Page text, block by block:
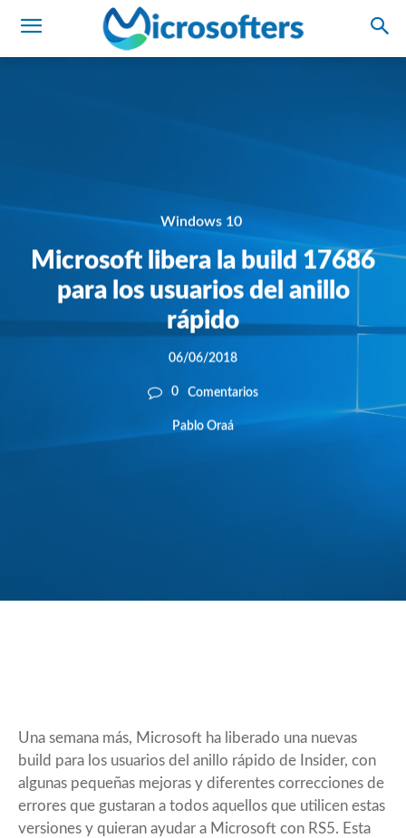
Windows 10
Microsoft libera la build 17686
para los usuarios del anillo
rápido
06/06/2018
0 Comentarios
Pablo Oraá
Una semana más, Microsoft ha liberado una nuevas
build para los usuarios del anillo rápido de Insider, con
algunas pequeñas mejoras y diferentes correcciones de
errores que gustaran a todos aquellos que utilicen estas
versiones y quieran ayudar a Microsoft con RS5. Esta